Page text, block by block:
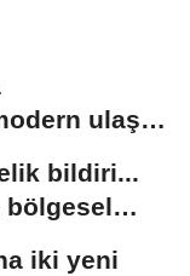
ulaşım
bildiri...
bölgesel
iki yeni